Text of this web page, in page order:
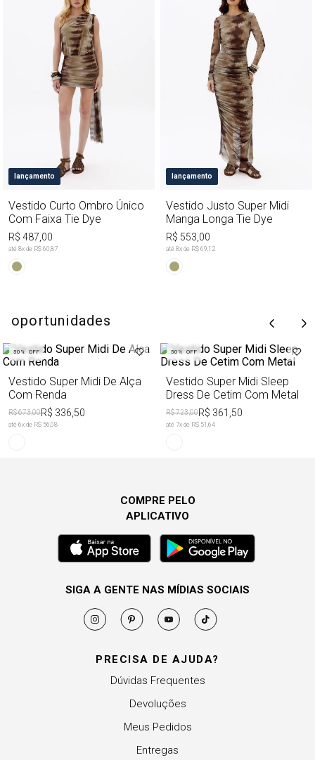
lançamento
Vestido Curto Ombro Único
Com Faixa Tie Dye
R$ 487,00
até 8x de R$ 60,87
lançamento
Vestido Justo Super Midi
Manga Longa Tie Dye
R$ 553,00
até 8x de R$ 69,12
oportunidades
50% OFF
Vestido Super Midi De Alça
Com Renda
R$ 673,00R$ 336,50
até 6x de R$ 56,08
50% OFF
Vestido Super Midi Sleep
Dress De Cetim Com Metal
R$ 723,00R$ 361,50
até 7x de R$ 51,64
PRECISA DE AJUDA?
Dúvidas Frequentes
Devoluções
Meus Pedidos
Entregas
COMPRE PELO
APLICATIVO
SIGA A GENTE NAS MÍDIAS SOCIAIS